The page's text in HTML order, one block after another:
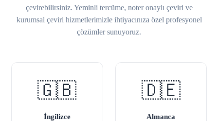
çevirebilirsiniz. Yeminli tercüme, noter onaylı çeviri ve
kurumsal çeviri hizmetlerimizle ihtiyacınıza özel profesyonel
çözümler sunuyoruz.
🇬🇧
İngilizce
🇩🇪
Almanca